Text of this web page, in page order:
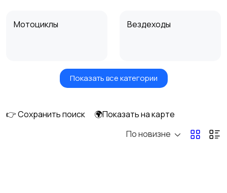
Мотоциклы Вездеходы
Квадроциклы и багги
Снегоходы
Показать все категории
👉 Сохранить поиск
🌍Показать на карте
По новизне